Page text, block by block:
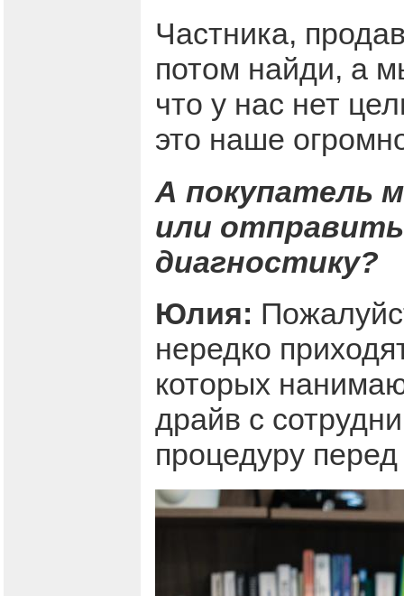
Частника,
потом найди, а
что у нас нет
это наше
А покупатель
или
диагностику?
Юлия:
нередко
которых
драйв с
процедуру перед